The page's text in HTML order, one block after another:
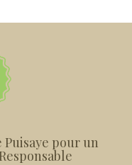
pour un